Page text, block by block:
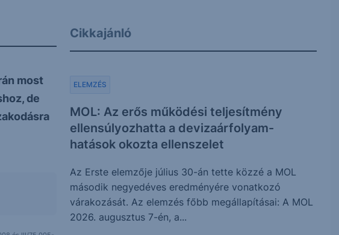
most
de
Cikkajánló
MOL: Az erős működési teljesítmény
ellensúlyozhatta a devizaárfolyam-
hatások okozta ellenszelet
ELEMZÉS
Az Erste elemzője július 30-án tette közzé a MOL
második negyedéves eredményére vonatkozó
várakozását. Az elemzés főbb megállapításai: A MOL
2026. augusztus 7-én, a...